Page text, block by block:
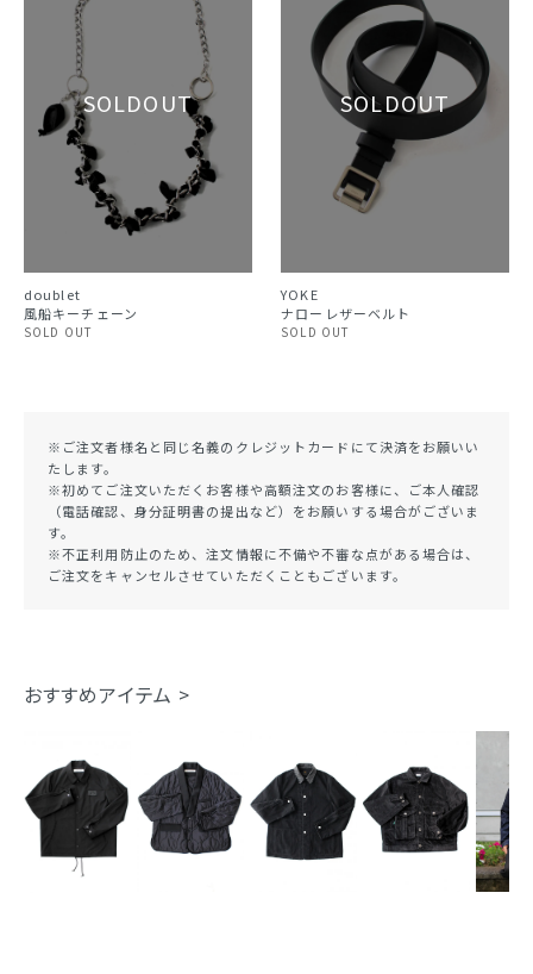
doublet
風船キーチェーン
SOLD OUT
YOKE
ナローレザーベルト
SOLD OUT
※ご注文者様名と同じ名義のクレジットカードにて決済をお願いい
たします。
※初めてご注文いただくお客様や高額注文のお客様に、ご本人確認
（電話確認、身分証明書の提出など）をお願いする場合がございま
す。
※不正利用防止のため、注文情報に不備や不審な点がある場合は、
ご注文をキャンセルさせていただくこともございます。
おすすめアイテム >